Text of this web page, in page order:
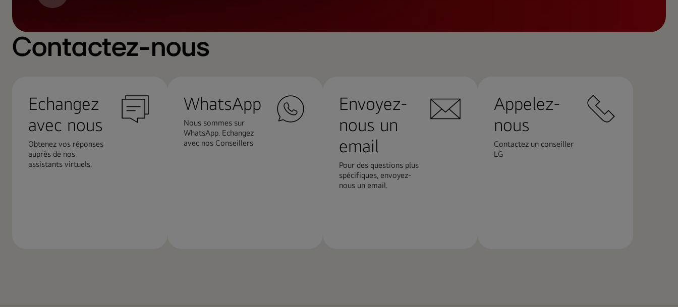
jour
Contactez-nous
Echangez
avec nous
Obtenez vos réponses
auprès de nos
assistants virtuels.
WhatsApp
Nous sommes sur
WhatsApp. Echangez
avec nos Conseillers
Envoyez-
nous un
email
Pour des questions plus
spécifiques, envoyez-
nous un email.
Appelez-
nous
Contactez un conseiller
LG